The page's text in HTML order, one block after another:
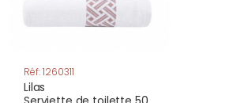
Réf: 1260311
Lilas